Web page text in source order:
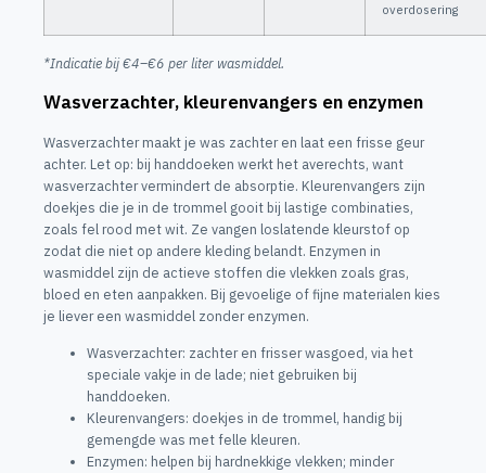
overdosering
*Indicatie bij €4–€6 per liter wasmiddel.
Wasverzachter, kleurenvangers en enzymen
Wasverzachter maakt je was zachter en laat een frisse geur
achter. Let op: bij handdoeken werkt het averechts, want
wasverzachter vermindert de absorptie. Kleurenvangers zijn
doekjes die je in de trommel gooit bij lastige combinaties,
zoals fel rood met wit. Ze vangen loslatende kleurstof op
zodat die niet op andere kleding belandt. Enzymen in
wasmiddel zijn de actieve stoffen die vlekken zoals gras,
bloed en eten aanpakken. Bij gevoelige of fijne materialen kies
je liever een wasmiddel zonder enzymen.
Wasverzachter: zachter en frisser wasgoed, via het
speciale vakje in de lade; niet gebruiken bij
handdoeken.
Kleurenvangers: doekjes in de trommel, handig bij
gemengde was met felle kleuren.
Enzymen: helpen bij hardnekkige vlekken; minder